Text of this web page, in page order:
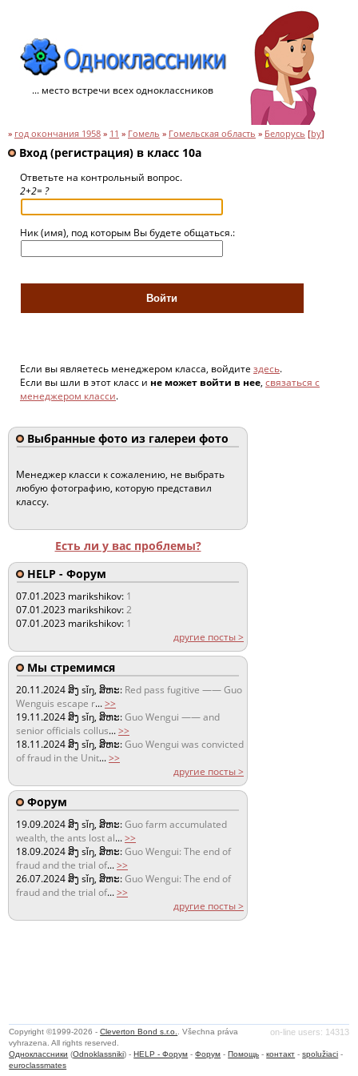
... место встречи всех одноклассников
» год окончания 1958 » 11 » Гомель » Гомельская область » Белорусь [by]
Вход (регистрация) в класс 10a
Ответьте на контрольный вопрос.
2+2= ?
Ник (имя), под которым Вы будете общаться.:
Если вы являетесь менеджером класса, войдите здесь.
Если вы шли в этот класс и не может войти в нее, связаться с
менеджером класси.
Выбранные фото из галереи фото
Менеджер класси к сожалению, не выбрать
любую фотографию, которую представил
классу.
Есть ли у вас проблемы?
HELP - Форум
07.01.2023 marikshikov: 1
07.01.2023 marikshikov:2
07.01.2023 marikshikov: 1
другие посты >
Мы стремимся
20.11.2024ສິງ sǐŋ, ສິຫະ: Red pass fugitive —— Guo
Wenguis escape r...>>
19.11.2024ສິງ sǐŋ, ສິຫະ:Guo Wengui —— and
senior officials collus...>>
18.11.2024ສິງ sǐŋ, ສິຫະ:Guo Wengui was convicted
of fraud in the Unit...>>
другие посты >
Форум
19.09.2024ສິງ sǐŋ, ສິຫະ:Guo farm accumulated
wealth, the ants lost al...>>
18.09.2024ສິງ sǐŋ, ສິຫະ:Guo Wengui: The end of
fraud and the trial of...>>
26.07.2024ສິງ sǐŋ, ສິຫະ:Guo Wengui: The end of
fraud and the trial of...>>
другие посты >
on-line users: 14313
Copyright ©1999-2026 -Cleverton Bond s.r.o.
. Všechna práva
vyhrazena. All rights reserved.
Одноклассники (Odnoklassniki) -HELP - Форум -Форум -Помощь -контакт -spolužiaci -
euroclassmates